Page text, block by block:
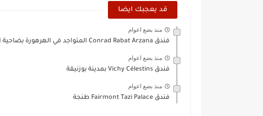
قد يعجبك ايضا
منذ بضع اعوام
فندق Conrad Rabat Arzana المتواجد في الهرهورة بضاحية الرباط
منذ بضع اعوام
فندق Vichy Célestins بمدينة بوزنيقة
منذ بضع اعوام
فندق Fairmont Tazi Palace طنجة